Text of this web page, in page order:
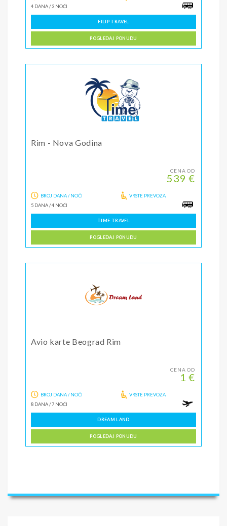
4 DANA/3 NOĆI
FILIP TRAVEL
POGLEDAJ PONUDU
Rim - Nova Godina
CENA OD
539 €
BROJ DANA / NOĆI
5 DANA/4 NOĆI
VRSTE PREVOZA
TIME TRAVEL
POGLEDAJ PONUDU
Avio karte Beograd Rim
CENA OD
1 €
BROJ DANA / NOĆI
8 DANA/7 NOĆI
VRSTE PREVOZA
DREAM LAND
POGLEDAJ PONUDU